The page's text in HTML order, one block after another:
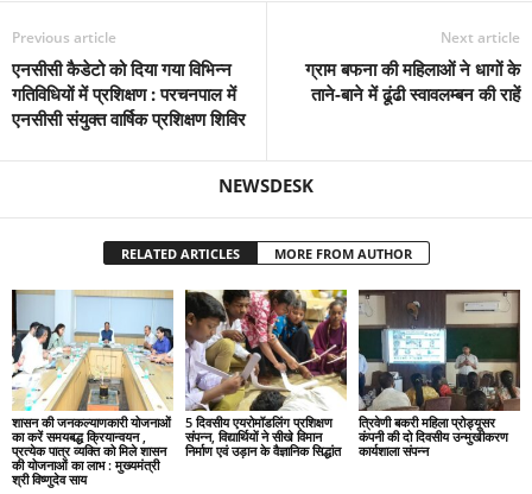
Previous article
एनसीसी कैडेटो को दिया गया विभिन्न
गतिविधियों में प्रशिक्षण : परचनपाल में
एनसीसी संयुक्त वार्षिक प्रशिक्षण शिविर
Next article
ग्राम बफना की महिलाओं ने धागों के
ताने-बाने में ढूंढी स्वावलम्बन की राहें
NEWSDESK
RELATED ARTICLES MORE FROM AUTHOR
शासन की जनकल्याणकारी योजनाओं
का करें समयबद्ध क्रियान्वयन ,
प्रत्येक पात्र व्यक्ति को मिले शासन
की योजनाओं का लाभ : मुख्यमंत्री
श्री विष्णुदेव साय
5 दिवसीय एयरोमॉडलिंग प्रशिक्षण
संपन्न, विद्यार्थियों ने सीखे विमान
निर्माण एवं उड़ान के वैज्ञानिक सिद्धांत
त्रिवेणी बकरी महिला प्रोड्यूसर
कंपनी की दो दिवसीय उन्मुखीकरण
कार्यशाला संपन्न